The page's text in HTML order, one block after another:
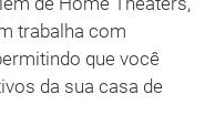
trabalha com
que você
da sua casa de